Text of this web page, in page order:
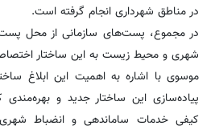
در مناطق شهرداری انجام گرفته است.
در مجموع، پست‌های سازمانی از محل
شهری و محیط زیست به این ساختار
موسوی با اشاره به اهمیت این ابلاغ
پیاده‌سازی این ساختار جدید و بهره‌مندی
کیفی خدمات ساماندهی و انضباط